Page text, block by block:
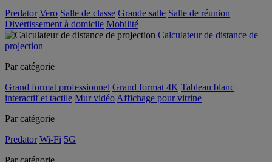
Predator Vero Salle de classe Grande salle Salle de réunion
Divertissement à domicile Mobilité
Calculateur de distance de
projection
Par catégorie
Grand format professionnel Grand format 4K Tableau blanc
interactif et tactile Mur vidéo Affichage pour vitrine
Par catégorie
Predator Wi-Fi 5G
Par catégorie